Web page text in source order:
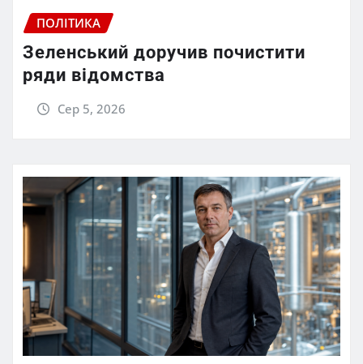
ПОЛІТИКА
Зеленський доручив почистити
ряди відомства
Сер 5, 2026